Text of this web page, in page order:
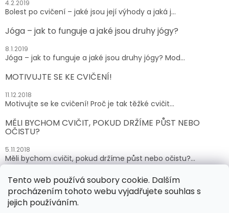
Tento web používá soubory cookie. Dalším
procházením tohoto webu vyjadřujete souhlas s
jejich používáním.
4.2.2019
Bolest po cvičení – jaké jsou její výhody a jaká j...
Jóga – jak to funguje a jaké jsou druhy jógy?
8.1.2019
Jóga – jak to funguje a jaké jsou druhy jógy? Mod...
MOTIVUJTE SE KE CVIČENÍ!
11.12.2018
Motivujte se ke cvičení! Proč je tak těžké cvičit...
MĚLI BYCHOM CVIČIT, POKUD DRŽÍME PŮST NEBO
OČISTU?
5.11.2018
Měli bychom cvičit, pokud držíme půst nebo očistu?...
ARCHIV